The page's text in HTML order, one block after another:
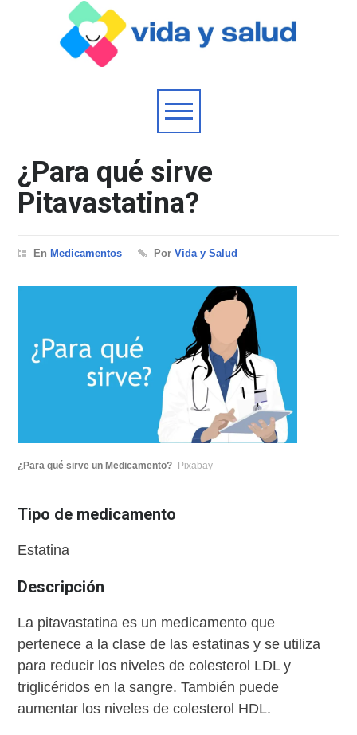
¿Para qué sirve
Pitavastatina?
En Medicamentos PorVida y Salud
¿Para qué sirve un Medicamento? Pixabay
Tipo de medicamento
Estatina
Descripción
La pitavastatina es un medicamento que
pertenece a la clase de las estatinas y se utiliza
para reducir los niveles de colesterol LDL y
triglicéridos en la sangre. También puede
aumentar los niveles de colesterol HDL.